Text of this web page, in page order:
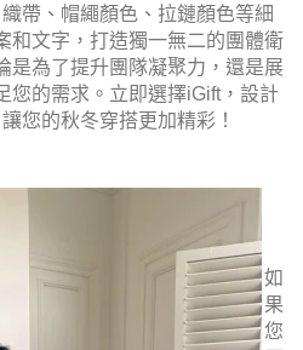
帶、帽繩顏色、拉鏈顏色等細
和文字，打造獨一無二的團體衛
是為了提升團隊凝聚力，還是展
您的需求。立即選擇iGift，設計
讓您的秋冬穿搭更加精彩！
如
果
您